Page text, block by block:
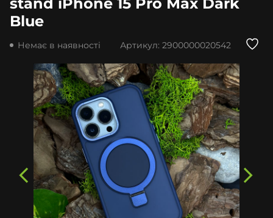
Blue
Немає в наявності Артикул: 2900000020542